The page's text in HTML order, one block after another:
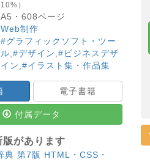
10%）
A5・ 608ページ
Web制作
#グラフィックソフト・ツー
ル #デザイン #ビジネスデザ
イン #イラスト集・作品集
電子書籍
付属データ
があります
典 第7版 HTML・CSS・